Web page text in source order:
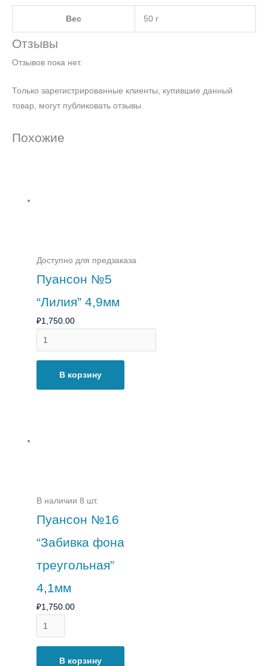
Вес 50 г
Отзывы
Отзывов пока нет.
Только зарегистрированные клиенты, купившие данный
товар, могут публиковать отзывы.
Похожие
Доступно для предзаказа
Пуансон №5
“Лилия” 4,9мм
₽1,750.00
В корзину
В наличии 8 шт.
Пуансон №16
“Забивка фона
треугольная”
4,1мм
₽1,750.00
В корзину